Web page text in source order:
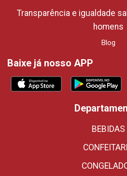
Transparência e igualdade
homens
Blog
Baixe já nosso APP
BEBIDAS